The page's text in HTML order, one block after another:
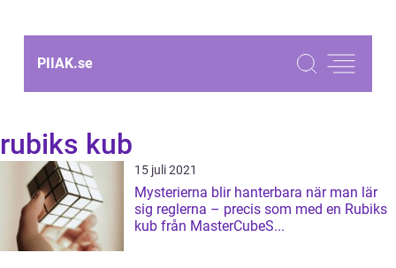
PIIAK.se
rubiks kub
15 juli 2021
Mysterierna blir hanterbara när man lär
sig reglerna – precis som med en Rubiks
kub från MasterCubeS...